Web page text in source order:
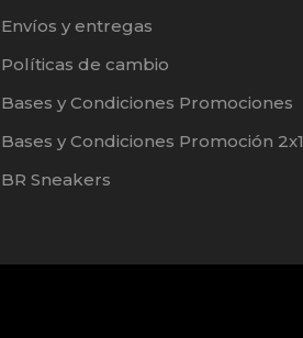
Envíos y entregas
Políticas de cambio
Bases y Condiciones Promociones
Bases y Condiciones Promoción 2x1
BR Sneakers